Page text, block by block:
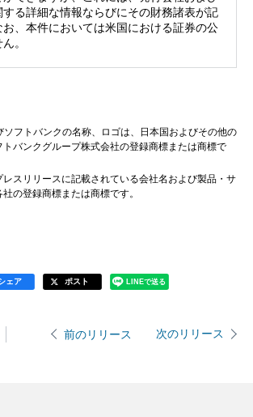
する詳細な情報ならびにその財務諸表が記
、本件においては米国における証券の公
。
ソフトバンクの名称、ロゴは、日本国およびその他の
トバンクグループ株式会社の登録商標または商標で
レスリリースに記載されている会社名および製品・サ
の登録商標または商標です。
ェア ポスト LINEで送る
前のリリース 次のリリース